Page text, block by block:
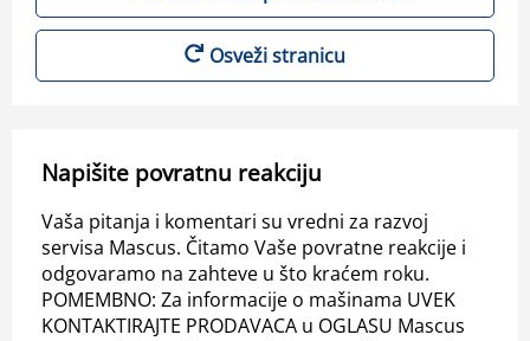
Osveži stranicu
Napišite povratnu reakciju
Vaša pitanja i komentari su vredni za razvoj
servisa Mascus. Čitamo Vaše povratne reakcije i
odgovaramo na zahteve u što kraćem roku.
POMEMBNO: Za informacije o mašinama UVEK
KONTAKTIRAJTE PRODAVACA u OGLASU Mascus